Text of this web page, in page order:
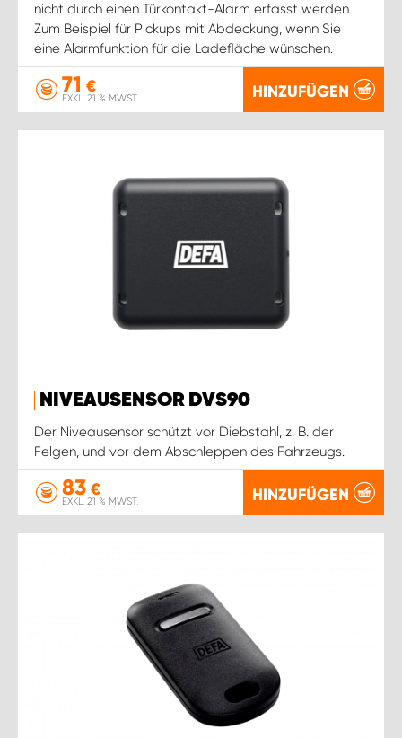
nicht durch einen Türkontakt-Alarm erfasst werden.
Zum Beispiel für Pickups mit Abdeckung, wenn Sie
eine Alarmfunktion für die Ladefläche wünschen.
71 €
EXKL. 21 % MWST. HINZUFÜGEN
NIVEAUSENSOR DVS90
Der Niveausensor schützt vor Diebstahl, z. B. der
Felgen, und vor dem Abschleppen des Fahrzeugs.
83 €
EXKL. 21 % MWST. HINZUFÜGEN